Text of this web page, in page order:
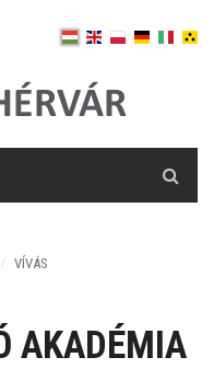
VÍVÁS
AKADÉMIA